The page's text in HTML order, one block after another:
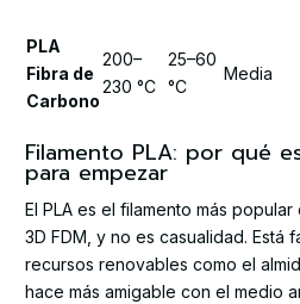
PLA
Fibra de
Carbono
200–
230 °C
25–60
°C
Media
Filamento PLA: por qué
para empezar
El PLA es el filamento más
3D FDM, y no es casualidad. Está
recursos renovables como el
hace más amigable con el medio